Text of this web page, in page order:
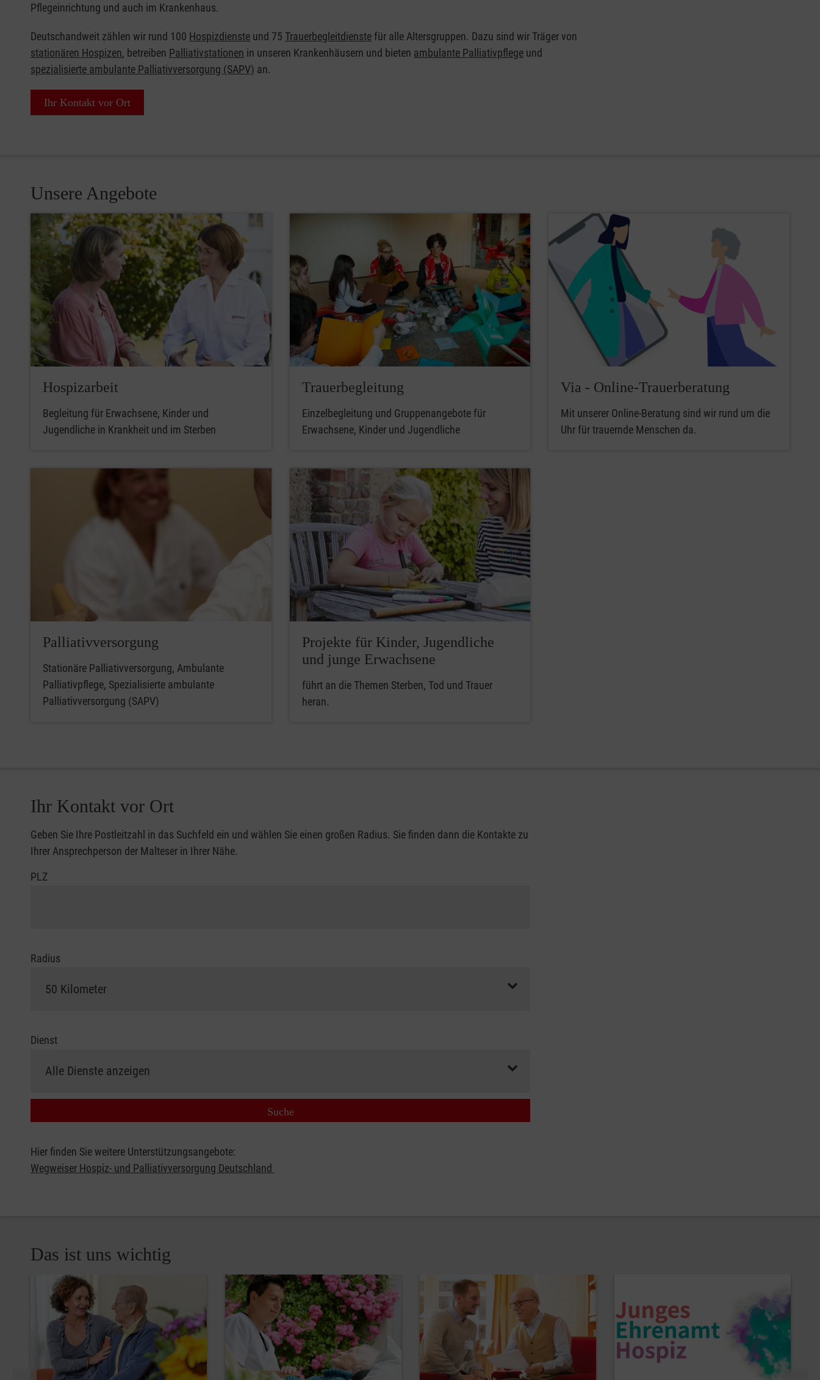
Pflegeinrichtung und auch im Krankenhaus.
Deutschandweit zählen wir rund 100 Hospizdienste und 75 Trauerbegleitdienste für alle Altersgruppen. Dazu sind wir Träger von
stationären Hospizen, betreiben Palliativstationen in unseren Krankenhäusern und bieten ambulante Palliativpflege und
spezialisierte ambulante Palliativversorgung (SAPV) an.
Ihr Kontakt vor Ort
Unsere Angebote
Hospizarbeit
Begleitung für Erwachsene, Kinder und
Jugendliche in Krankheit und im Sterben
Trauerbegleitung
Einzelbegleitung und Gruppenangebote für
Erwachsene, Kinder und Jugendliche
Via - Online-Trauerberatung
Mit unserer Online-Beratung sind wir rund um die
Uhr für trauernde Menschen da.
Palliativversorgung
Stationäre Palliativversorgung, Ambulante
Palliativpflege, Spezialisierte ambulante
Palliativversorgung (SAPV)
Projekte für Kinder, Jugendliche
und junge Erwachsene
führt an die Themen Sterben, Tod und Trauer
heran.
Ihr Kontakt vor Ort
Geben Sie Ihre Postleitzahl in das Suchfeld ein und wählen Sie einen großen Radius. Sie finden dann die Kontakte zu
Ihrer Ansprechperson der Malteser in Ihrer Nähe.
PLZ
Radius
Dienst
Suche
Hier finden Sie weitere Unterstützungsangebote:
Wegweiser Hospiz- und Palliativversorgung Deutschland
Das ist uns wichtig
Pause